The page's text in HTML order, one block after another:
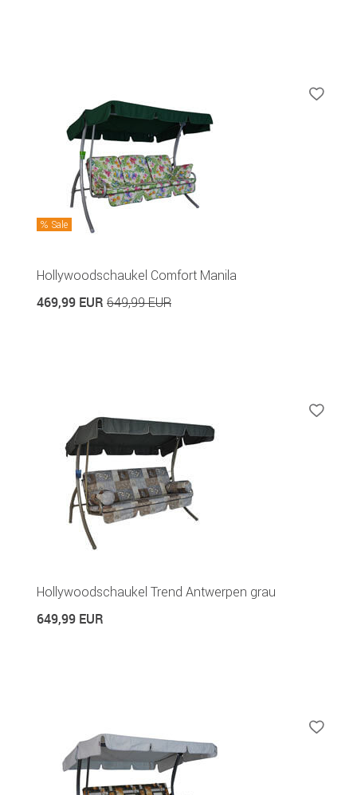
Sale
Hollywoodschaukel Comfort Manila
469,99 EUR 649,99 EUR
Hollywoodschaukel Trend Antwerpen grau
649,99 EUR